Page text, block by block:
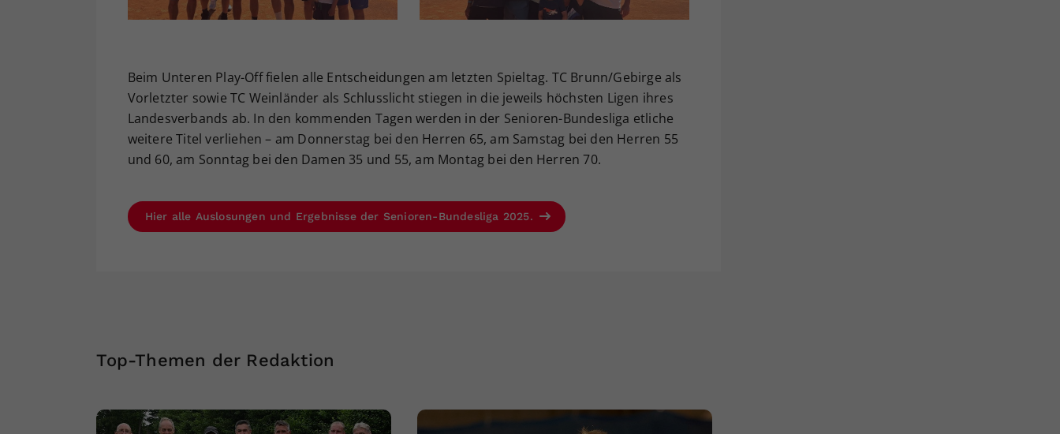
Beim Unteren Play-Off fielen alle Entscheidungen am letzten Spieltag. TC Brunn/Gebirge als
Vorletzter sowie TC Weinländer als Schlusslicht stiegen in die jeweils höchsten Ligen ihres
Landesverbands ab. In den kommenden Tagen werden in der Senioren-Bundesliga etliche
weitere Titel verliehen – am Donnerstag bei den Herren 65, am Samstag bei den Herren 55
und 60, am Sonntag bei den Damen 35 und 55, am Montag bei den Herren 70.
Hier alle Auslosungen und Ergebnisse der Senioren-Bundesliga 2025.
Top-Themen der Redaktion